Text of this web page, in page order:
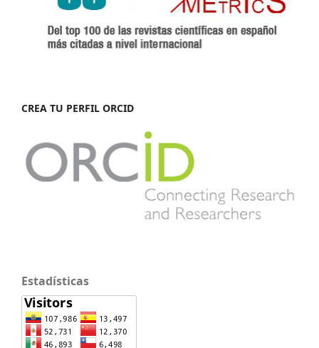
CREA TU PERFIL ORCID
Estadísticas